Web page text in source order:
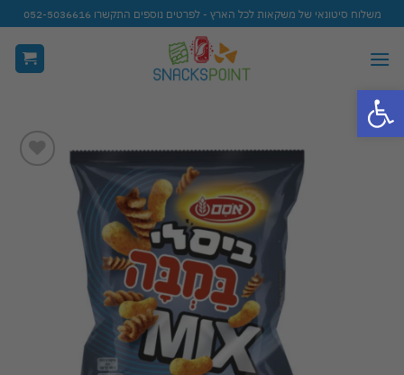
Skip
to
content
משלוח סיטונאי של משקאות לכל הארץ - לפרטים נוספים התקשרו 052-5036616
פתח סרגל נגישות